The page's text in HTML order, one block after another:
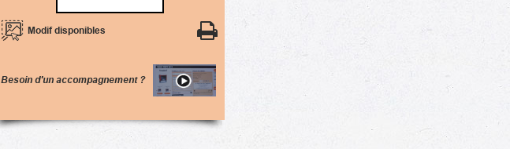
Modif disponibles
Besoin d'un accompagnement ?